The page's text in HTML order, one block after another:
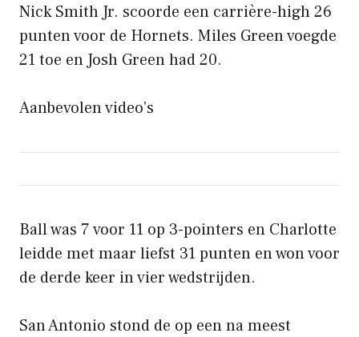
Nick Smith Jr. scoorde een carrière-high 26
punten voor de Hornets. Miles Green voegde
21 toe en Josh Green had 20.
Aanbevolen video’s
Ball was 7 voor 11 op 3-pointers en Charlotte
leidde met maar liefst 31 punten en won voor
de derde keer in vier wedstrijden.
San Antonio stond de op een na meest